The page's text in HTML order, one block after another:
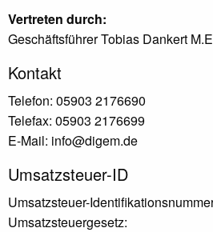
Vertreten durch:
Geschäftsführer Tobias Dankert
Kontakt
Telefon: 05903 2176690
Telefax: 05903 2176699
E-Mail: info@digem.de
Umsatzsteuer-ID
Umsatzsteuer-
Umsatzsteuergesetz: